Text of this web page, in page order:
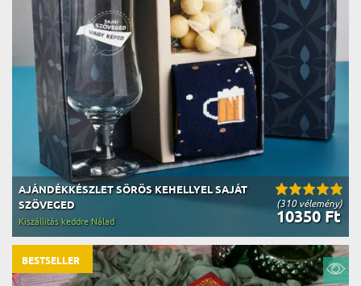
(310 vélemény)
AJÁNDÉKKÉSZLET SÖRÖS KEHELLYEL SAJÁT
SZÖVEGED
10350 Ft
Kiszállítás keddre Nálad
BESTSELLER